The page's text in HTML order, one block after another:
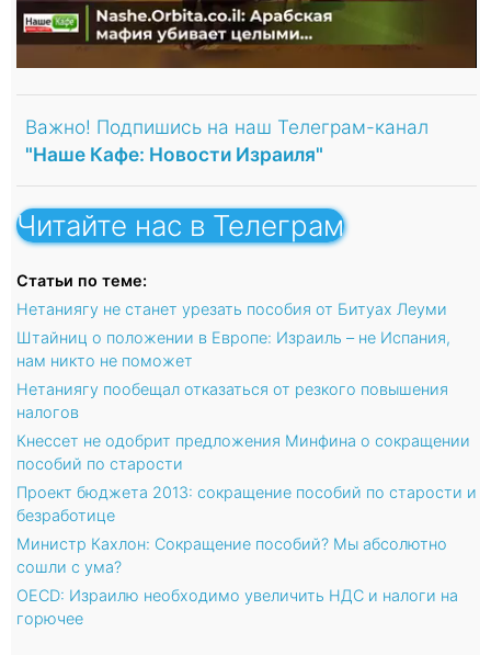
Важно! Подпишись на наш Телеграм-канал
"Наше Кафе: Новости Израиля"
Читайте нас в Телеграм
Статьи по теме:
Нетаниягу не станет урезать пособия от Битуах Леуми
Штайниц о положении в Европе: Израиль – не Испания,
нам никто не поможет
Нетаниягу пообещал отказаться от резкого повышения
налогов
Кнессет не одобрит предложения Минфина о сокращении
пособий по старости
Проект бюджета 2013: сокращение пособий по старости и
безработице
Министр Кахлон: Сокращение пособий? Мы абсолютно
сошли с ума?
OECD: Израилю необходимо увеличить НДС и налоги на
горючее